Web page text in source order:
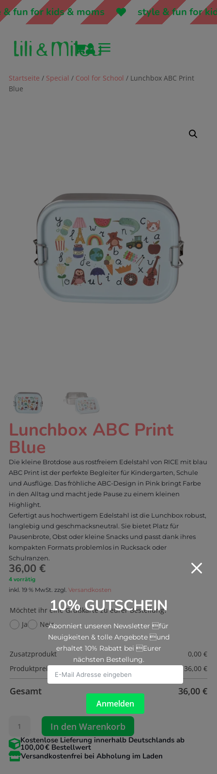
for kids & moms style & fun for kids
a
M
10% GUTSCHEIN
Abonniert unseren Newsletter für
Neuigkeiten & tolle Angebote und
erhaltet 10% Rabatt bei Eurer
nächsten Bestellung.
Anmelden
Startseite / Special / Cool for School / Lunchbox ABC Print
Blue
Lunchbox ABC Print
Blue
Die kleine Brotdose aus rostfreiem Edelstahl von RICE mit blau
ABC Print ist der perfekte Begleiter für Kindergarten, Schule
und Ausflüge. Das fröhliche ABC-Design in Pink bringt Farbe
in den Alltag und macht jede Pause zu einem kleinen
Highlight.
Gefertigt aus hochwertigem Edelstahl ist die Lunchbox robust,
langlebig und geschmacksneutral. Sie bietet Platz für
Pausenbrote, Obst oder kleine Snacks und passt dank ihres
kompakten Formats problemlos in Rucksack oder
Schulranzen.
36,00 €
4 vorrätig
inkl. 19 % MwSt. zzgl. Versandkosten
Möchtet ihr eine Grußkarte zu eurer Bestellung?
Ja
Nein
Zusatzprodukt 0,00€
Produktpreis
36,00€
Gesamt 36,00€
ABC
Print
Blue
Menge
In den Warenkorb
Kostenlose Lieferung innerhalb Deutschlands ab
100,00 € Bestellwert
Versandkostenfrei bei Abholung im Laden